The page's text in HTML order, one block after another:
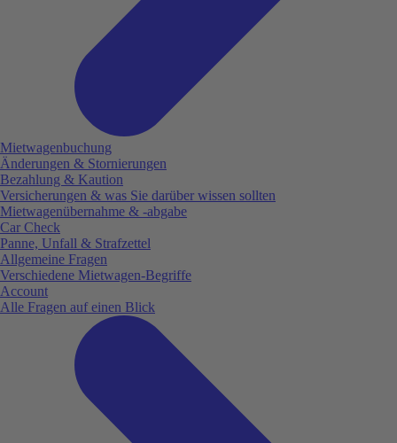
Mietwagenbuchung
Änderungen & Stornierungen
Bezahlung & Kaution
Versicherungen & was Sie darüber wissen sollten
Mietwagenübernahme & -abgabe
Car Check
Panne, Unfall & Strafzettel
Allgemeine Fragen
Verschiedene Mietwagen-Begriffe
Account
Alle Fragen auf einen Blick